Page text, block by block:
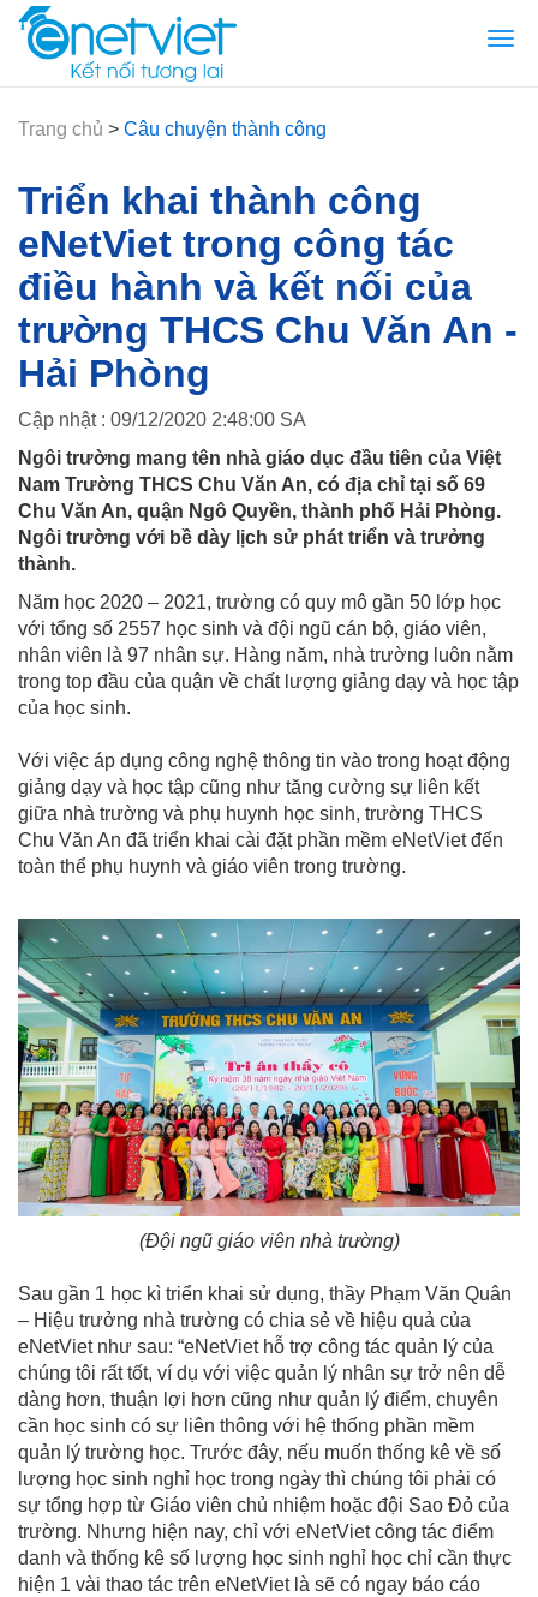
Trang chủ > Câu chuyện thành công
Triển khai thành công
eNetViet trong công tác
điều hành và kết nối của
trường THCS Chu Văn An -
Hải Phòng
Cập nhật : 09/12/2020 2:48:00 SA
Ngôi trường mang tên nhà giáo dục đầu tiên của Việt
Nam Trường THCS Chu Văn An, có địa chỉ tại số 69
Chu Văn An, quận Ngô Quyền, thành phố Hải Phòng.
Ngôi trường với bề dày lịch sử phát triển và trưởng
thành.
Năm học 2020 – 2021, trường có quy mô gần 50 lớp học
với tổng số 2557 học sinh và đội ngũ cán bộ, giáo viên,
nhân viên là 97 nhân sự. Hàng năm, nhà trường luôn nằm
trong top đầu của quận về chất lượng giảng dạy và học tập
của học sinh.
Với việc áp dụng công nghệ thông tin vào trong hoạt động
giảng dạy và học tập cũng như tăng cường sự liên kết
giữa nhà trường và phụ huynh học sinh, trường THCS
Chu Văn An đã triển khai cài đặt phần mềm eNetViet đến
toàn thể phụ huynh và giáo viên trong trường.
(Đội ngũ giáo viên nhà trường)
Sau gần 1 học kì triển khai sử dụng, thầy Phạm Văn Quân
– Hiệu trưởng nhà trường có chia sẻ về hiệu quả của
eNetViet như sau: “eNetViet hỗ trợ công tác quản lý của
chúng tôi rất tốt, ví dụ với việc quản lý nhân sự trở nên dễ
dàng hơn, thuận lợi hơn cũng như quản lý điểm, chuyên
cần học sinh có sự liên thông với hệ thống phần mềm
quản lý trường học. Trước đây, nếu muốn thống kê về số
lượng học sinh nghỉ học trong ngày thì chúng tôi phải có
sự tổng hợp từ Giáo viên chủ nhiệm hoặc đội Sao Đỏ của
trường. Nhưng hiện nay, chỉ với eNetViet công tác điểm
danh và thống kê số lượng học sinh nghỉ học chỉ cần thực
hiện 1 vài thao tác trên eNetViet là sẽ có ngay báo cáo